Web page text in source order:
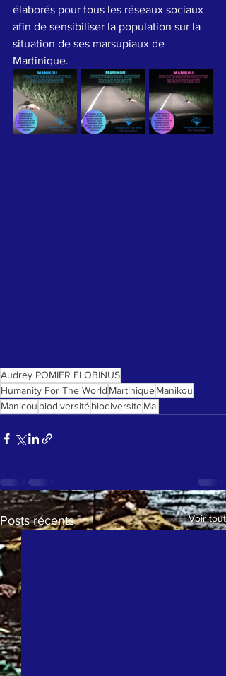
élaborés pour tous les réseaux sociaux
afin de sensibiliser la population sur la
situation de ses marsupiaux de
Martinique.
Audrey POMIER FLOBINUS
Humanity For The World MartiniqueManikou
Manicou biodiversitébiodiversiteMai
Posts récents Voir tout